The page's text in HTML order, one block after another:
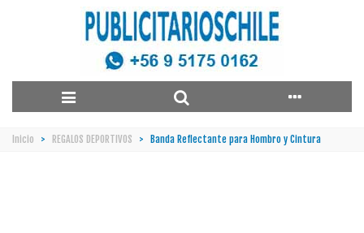
Inicio > REGALOS DEPORTIVOS > Banda Reflectante para Hombro y Cintura